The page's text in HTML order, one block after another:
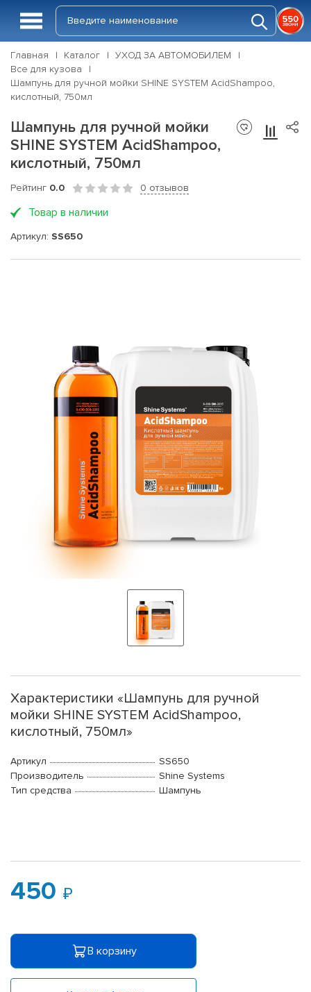
Главная Каталог
УХОД ЗА АВТОМОБИЛЕМ
Все для кузова
Шампунь для ручной мойки SHINE SYSTEM AcidShampoo,
кислотный, 750мл
Шампунь для ручной мойки
SHINE SYSTEM AcidShampoo,
кислотный, 750мл
Рейтинг 0.0 0 отзывов
Товар в наличии
Артикул: SS650
Характеристики «Шампунь для ручной
мойки SHINE SYSTEM AcidShampoo,
кислотный, 750мл»
Артикул
SS650
Производитель
Shine Systems
Тип средства
Шампунь
450
В корзину